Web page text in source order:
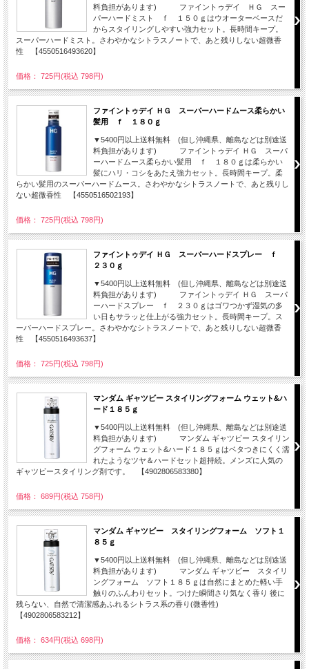
料負担があります) ファイントゥデイ ＨＧ スー
パーハードミスト ｆ １５０ｇはウオーターベースだ
からスタイリングしやすい強力セット。長時間キープ。
スーパーハードミスト。さわやかなシトラスノートで、あと残りしない超微香
性 【4550516493620】
価格： 725円(税込 798円)
ファイントゥデイ ＨＧ スーパーハードムース柔らかい
髪用 ｆ １８０ｇ
▼5400円以上送料無料 (但し沖縄県、離島などは別途送
料負担があります) ファイントゥデイ ＨＧ スーパ
ーハードムース柔らかい髪用 ｆ １８０ｇは柔らかい
髪にハリ・コシをあたえ強力セット。長時間キープ。柔
らかい髪用のスーパーハードムース。さわやかなシトラスノートで、あと残りし
ない超微香性 【4550516502193】
価格： 725円(税込 798円)
ファイントゥデイ ＨＧ スーパーハードスプレー ｆ
２３０ｇ
▼5400円以上送料無料 (但し沖縄県、離島などは別途送
料負担があります) ファイントゥデイ ＨＧ スーパ
ーハードスプレー ｆ ２３０ｇはゴワつかず湿気の多
い日もサラッと仕上がる強力セット。長時間キープ。ス
ーパーハードスプレー。さわやかなシトラスノートで、あと残りしない超微香
性 【4550516493637】
価格： 725円(税込 798円)
マンダム ギャツビー スタイリングフォーム ウェット&ハ
ード１８５ｇ
▼5400円以上送料無料 (但し沖縄県、離島などは別途送
料負担があります) マンダム ギャツビー スタイリン
グフォーム ウェット&ハード１８５ｇはベタつきにくく濡
れたようなツヤ＆ハードセット超持続。メンズに人気の
ギャツビースタイリング剤です。 【4902806583380】
価格： 689円(税込 758円)
マンダム ギャツビー スタイリングフォーム ソフト１
８５ｇ
▼5400円以上送料無料 (但し沖縄県、離島などは別途送
料負担があります) マンダム ギャツビー スタイリ
ングフォーム ソフト１８５ｇは自然にまとめた軽い手
触りのふんわりセット。つけた瞬間さり気なく香り 後に
残らない、自然で清潔感あふれるシトラス系の香り(微香性)
【4902806583212】
価格： 634円(税込 698円)